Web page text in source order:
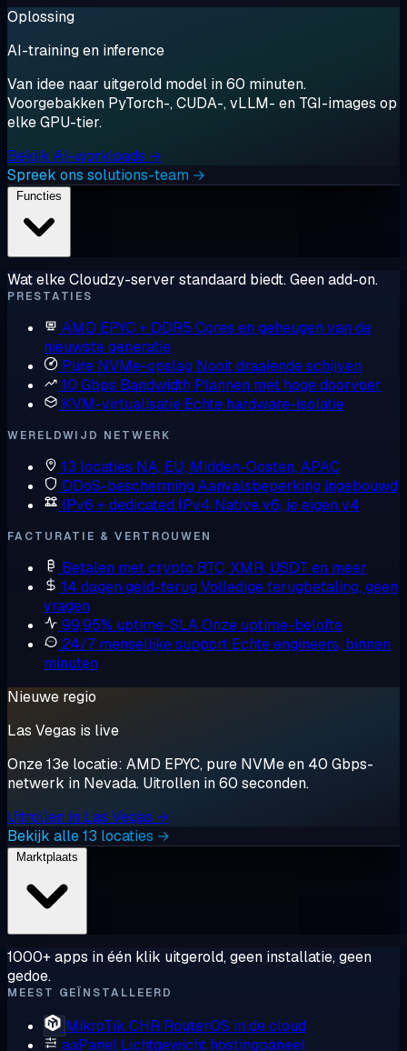
Oplossing
AI-training en inference
Van idee naar uitgerold model in 60 minuten.
Voorgebakken PyTorch-, CUDA-, vLLM- en TGI-images op
elke GPU-tier.
Bekijk AI-workloads →
Spreek ons solutions-team →
Wat elke Cloudzy-server standaard biedt. Geen add-on.
PRESTATIES
AMD EPYC + DDR5 Cores en geheugen van de
nieuwste generatie
Pure NVMe-opslag Nooit draaiende schijven
10 Gbps Bandwidth Plannen met hoge doorvoer
KVM-virtualisatie Echte hardware-isolatie
WERELDWIJD NETWERK
13 locaties NA, EU, Midden-Oosten, APAC
DDoS-bescherming Aanvalsbeperking ingebouwd
IPv6 + dedicated IPv4 Native v6, je eigen v4
FACTURATIE & VERTROUWEN
Betalen met crypto BTC, XMR, USDT en meer
14 dagen geld-terug Volledige terugbetaling, geen
vragen
99,95% uptime-SLAOnze uptime-belofte
24/7 menselijke support Echte engineers, binnen
minuten
Nieuwe regio
Las Vegas is live
Onze 13e locatie: AMD EPYC, pure NVMe en 40 Gbps-
netwerk in Nevada. Uitrollen in 60 seconden.
Uitrollen in Las Vegas →
Bekijk alle 13 locaties →
1000+ apps in één klik uitgerold, geen installatie, geen
gedoe.
MEEST GEÏNSTALLEERD
MikroTik CHR RouterOS in de cloud
aaPanel Lichtgewicht hostingpaneel